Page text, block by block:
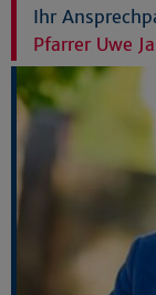
Ihr
Pfarrer Uwe